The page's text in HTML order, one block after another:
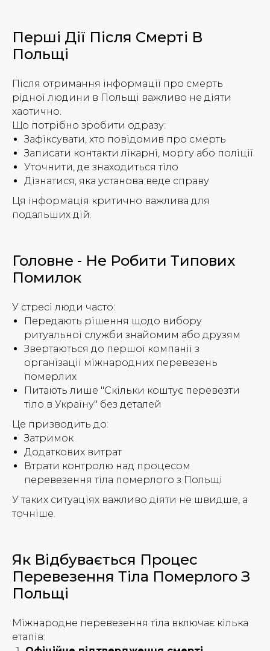
Перші Дії Після Смерті В
Польщі
Після отримання інформації про смерть
рідної людини в Польщі важливо не діяти
хаотично.
Що потрібно зробити одразу:
Зафіксувати, хто повідомив про смерть
Записати контакти лікарні, моргу або поліції
Уточнити, де знаходиться тіло
Дізнатися, яка установа веде справу
Ця інформація критично важлива для
подальших дій.
Головне - Не Робити Типових
Помилок
У стресі люди часто:
Передають рішення щодо вибору
ритуальної служби знайомим або друзям
Звертаються до першої компанії з
організації міжнародних перевезень
померлих
Питають лише "Скільки коштує перевезти
тіло в Україну" без деталей
Це призводить до:
Затримок
Додаткових витрат
Втрати контролю над процесом
перевезення тіла померлого з Польщі
У таких ситуаціях важливо діяти не швидше, а
точніше.
Як Відбувається Процес
Перевезення Тіла Померлого З
Польщі
Міжнародне перевезення тіла включає кілька
етапів: